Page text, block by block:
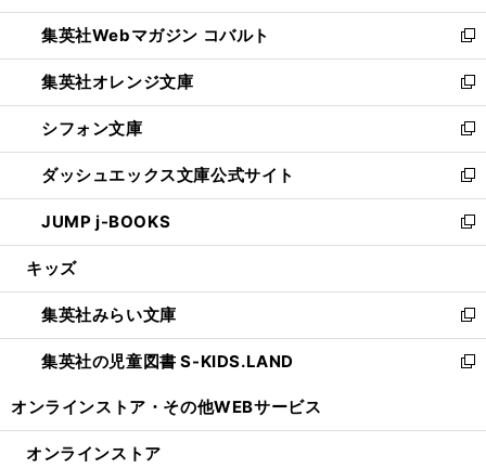
開
く
ウ
で
開
く
ン
ド
ウ
で
開
く
ウ
ィ
ン
ド
ウ
で
開
く
集英社Webマガジン コバルト
新
し
い
ウ
ィ
ン
ド
ウ
で
開
集英社オレンジ文庫
新
し
い
ウ
ィ
ン
ド
ウ
開
く
シフォン文庫
新
し
い
ウ
ィ
ン
ウ
で
開
く
ダッシュエックス文庫公式サイト
新
し
い
ウ
ン
ド
ウ
で
JUMP j-BOOKS
新
し
ウ
ィ
ン
ド
開
キッズ
集英社みらい文庫
新
し
い
ン
集英社の児童図書 S-KIDS.LAND
新
ウ
オンラインストア・ その他WEBサービス
オンラインストア